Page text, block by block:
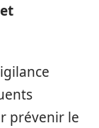
prévenir le